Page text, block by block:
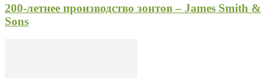
200-летнее производство зонтов – James Smith &
Sons